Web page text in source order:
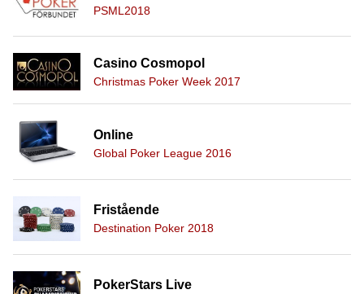
PSML2018
Casino Cosmopol
Christmas Poker Week 2017
Online
Global Poker League 2016
Fristående
Destination Poker 2018
PokerStars Live